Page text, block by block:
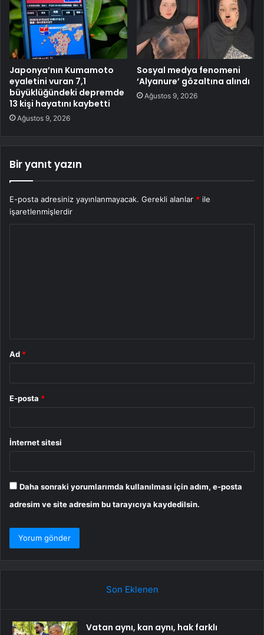
Japonya’nın Kumamoto
eyaletini vuran 7,1
büyüklüğündeki depremde
13 kişi hayatını kaybetti
Ağustos 9, 2026
Sosyal medya fenomeni
‘Alyanure’ gözaltına alındı
Ağustos 9, 2026
Bir yanıt yazın
E-posta adresiniz yayınlanmayacak. Gerekli alanlar * ile
işaretlenmişlerdir
Ad *
E-posta *
İnternet sitesi
Daha sonraki yorumlarımda kullanılması için adım, e-posta
adresim ve site adresim bu tarayıcıya kaydedilsin.
Son Eklenen
Vatan aynı, kan aynı, hak farklı